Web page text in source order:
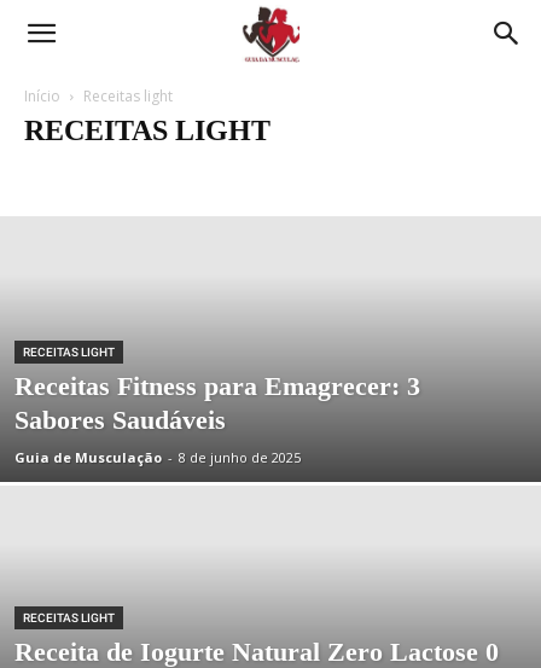
Guia
musculação,
amanhã.
Início Receitas light
RECEITAS LIGHT
RECEITAS LIGHT
Receitas Fitness para Emagrecer: 3
Sabores Saudáveis
Guia de Musculação - 8 de junho de 2025
RECEITAS LIGHT
Receita de Iogurte Natural Zero Lactose 0